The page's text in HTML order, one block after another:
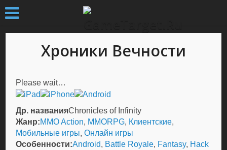
Хроники Вечности
Please wait…
Др. названияChronicles of Infinity
Жанр:MMO Action, MMORPG, Клиентские,
Мобильные игры,Онлайн игры
Особенности:Android, Battle Royale, Fantasy, Hack